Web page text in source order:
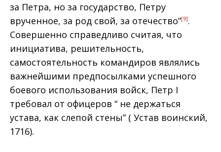
за Петра, но за государство, Петру
врученное, за род свой, за отечество”[9].
Совершенно справедливо считая, что
инициатива, решительность,
самостоятельность командиров являлись
важнейшими предпосылками успешного
боевого использования войск, Петр I
требовал от офицеров “ не держаться
устава, как слепой стены” ( Устав воинский,
1716).